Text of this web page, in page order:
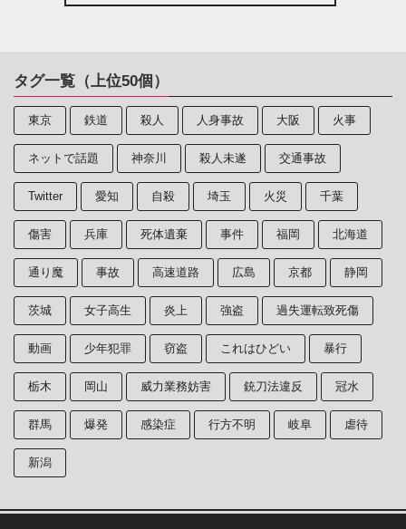
タグ一覧（上位50個）
東京 鉄道 殺人 人身事故 大阪 火事
ネットで話題 神奈川 殺人未遂 交通事故
Twitter 愛知 自殺 埼玉 火災 千葉
傷害 兵庫 死体遺棄 事件 福岡 北海道
通り魔 事故 高速道路 広島 京都 静岡
茨城 女子高生 炎上 強盗 過失運転致死傷
動画 少年犯罪 窃盗 これはひどい 暴行
栃木 岡山 威力業務妨害 銃刀法違反 冠水
群馬 爆発 感染症 行方不明 岐阜 虐待
新潟